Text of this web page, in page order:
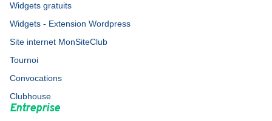
Widgets gratuits
Widgets - Extension Wordpress
Site internet MonSiteClub
Tournoi
Convocations
Clubhouse
Entreprise